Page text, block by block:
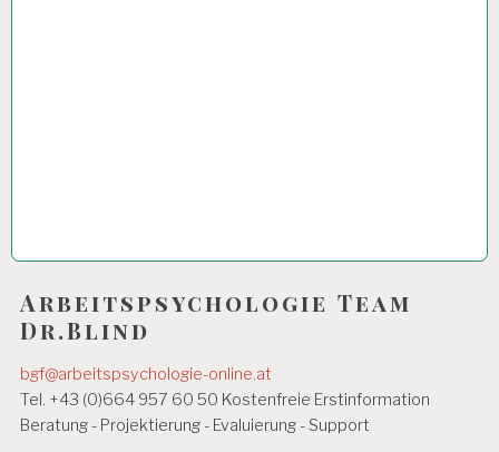
Arbeitspsychologie Team
Dr.Blind
bgf@arbeitspsychologie-online.at
Tel. +43 (0)664 957 60 50 Kostenfreie Erstinformation
Beratung - Projektierung - Evaluierung - Support